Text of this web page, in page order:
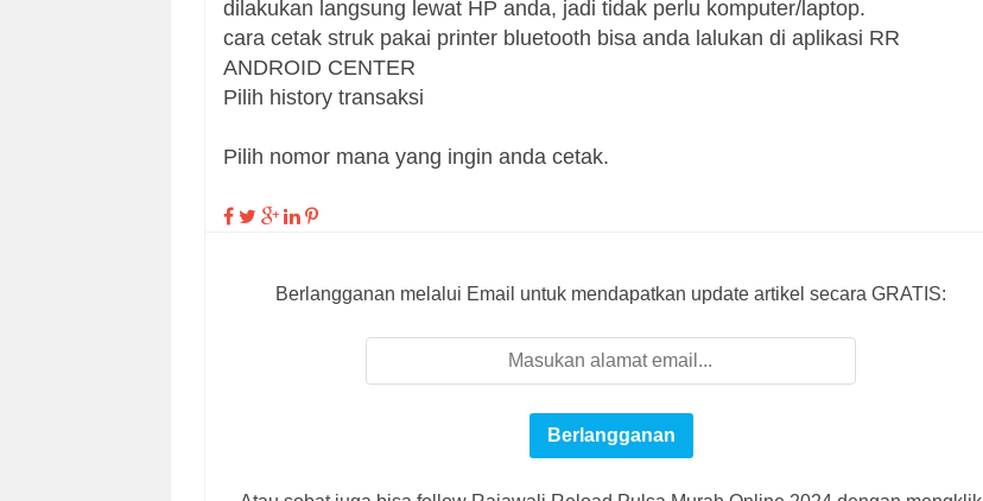
dilakukan langsung lewat HP anda, jadi tidak perlu komputer/laptop.
cara cetak struk pakai printer bluetooth bisa anda lalukan di aplikasi RR
ANDROID CENTER
Pilih history transaksi
Pilih nomor mana yang ingin anda cetak.
Berlangganan melalui Email untuk mendapatkan update artikel secara GRATIS: